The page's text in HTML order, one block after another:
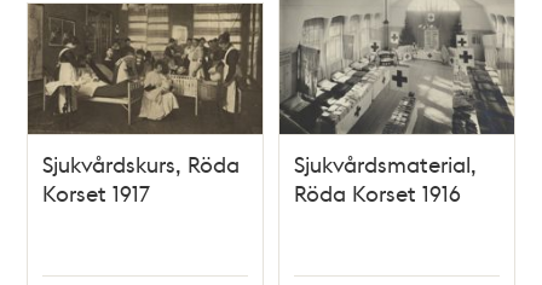
Sjukvårdskurs, Röda
Korset 1917
Sjukvårdsmaterial,
Röda Korset 1916